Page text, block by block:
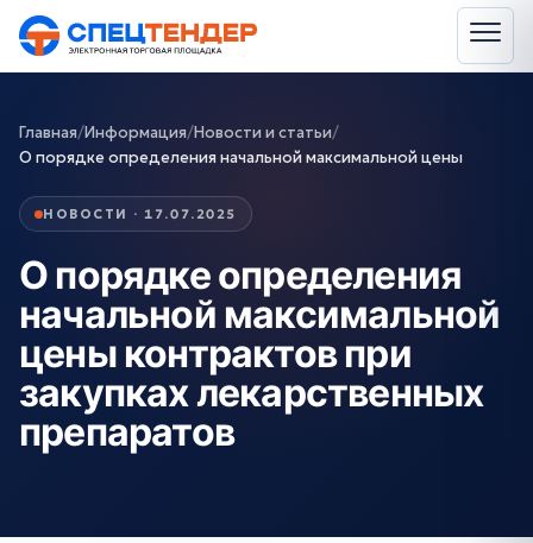
Главная/Информация/Новости и статьи/
О порядке определения начальной максимальной цены
НОВОСТИ · 17.07.2025
О порядке определения
начальной максимальной
цены контрактов при
закупках лекарственных
препаратов